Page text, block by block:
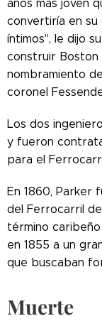
años más joven
convertiría en su
íntimos", le dijo
construir Boston
nombramiento
coronel
Los dos
y fueron
para el
En 1860, Parker
del Ferrocarril
término
en 1855 a un
que buscaban
Muerte